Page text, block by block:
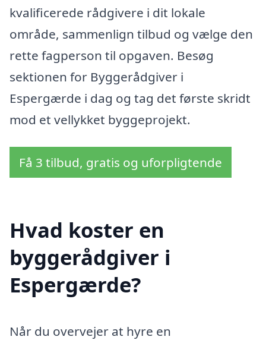
kvalificerede rådgivere i dit lokale
område, sammenlign tilbud og vælge den
rette fagperson til opgaven. Besøg
sektionen for Byggerådgiver i
Espergærde i dag og tag det første skridt
mod et vellykket byggeprojekt.
Få 3 tilbud, gratis og uforpligtende
Hvad koster en
byggerådgiver i
Espergærde?
Når du overvejer at hyre en